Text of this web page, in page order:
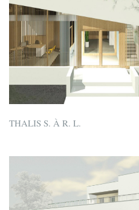
THALIS S. À R. L.